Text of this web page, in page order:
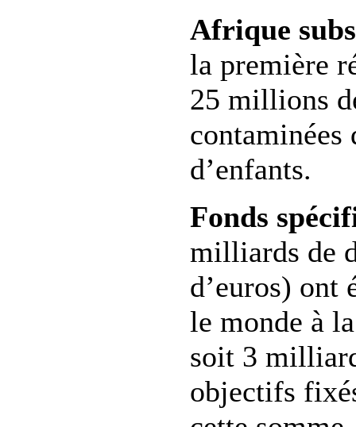
Afrique
la première
25 millions
d’enfants.
Fonds
milliards de
d’euros) ont
le monde à
soit 3
objectifs